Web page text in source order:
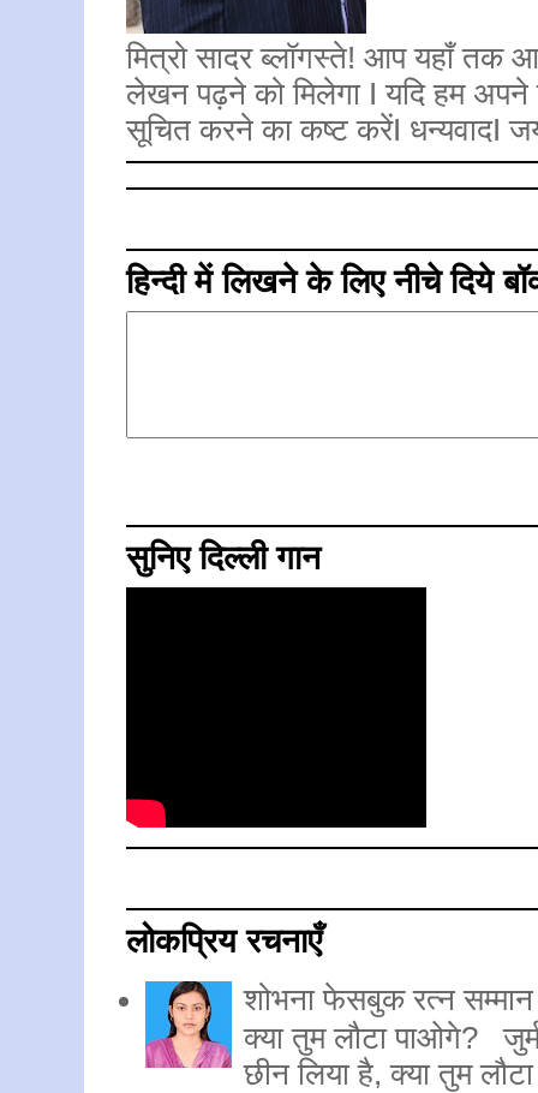
मित्रो सादर ब्लॉगस्ते! आप यहाँ तक
लेखन पढ़ने को मिलेगा I यदि हम अपने
सूचित करने का कष्ट करेंI धन्यवादI
हिन्दी में लिखने के लिए नीचे दिये
सुनिए दिल्ली गान
लोकप्रिय रचनाएँ
शोभना फेसबुक रत्न सम्मान
क्या तुम लौटा पाओगे?
छीन लिया है, क्या तुम